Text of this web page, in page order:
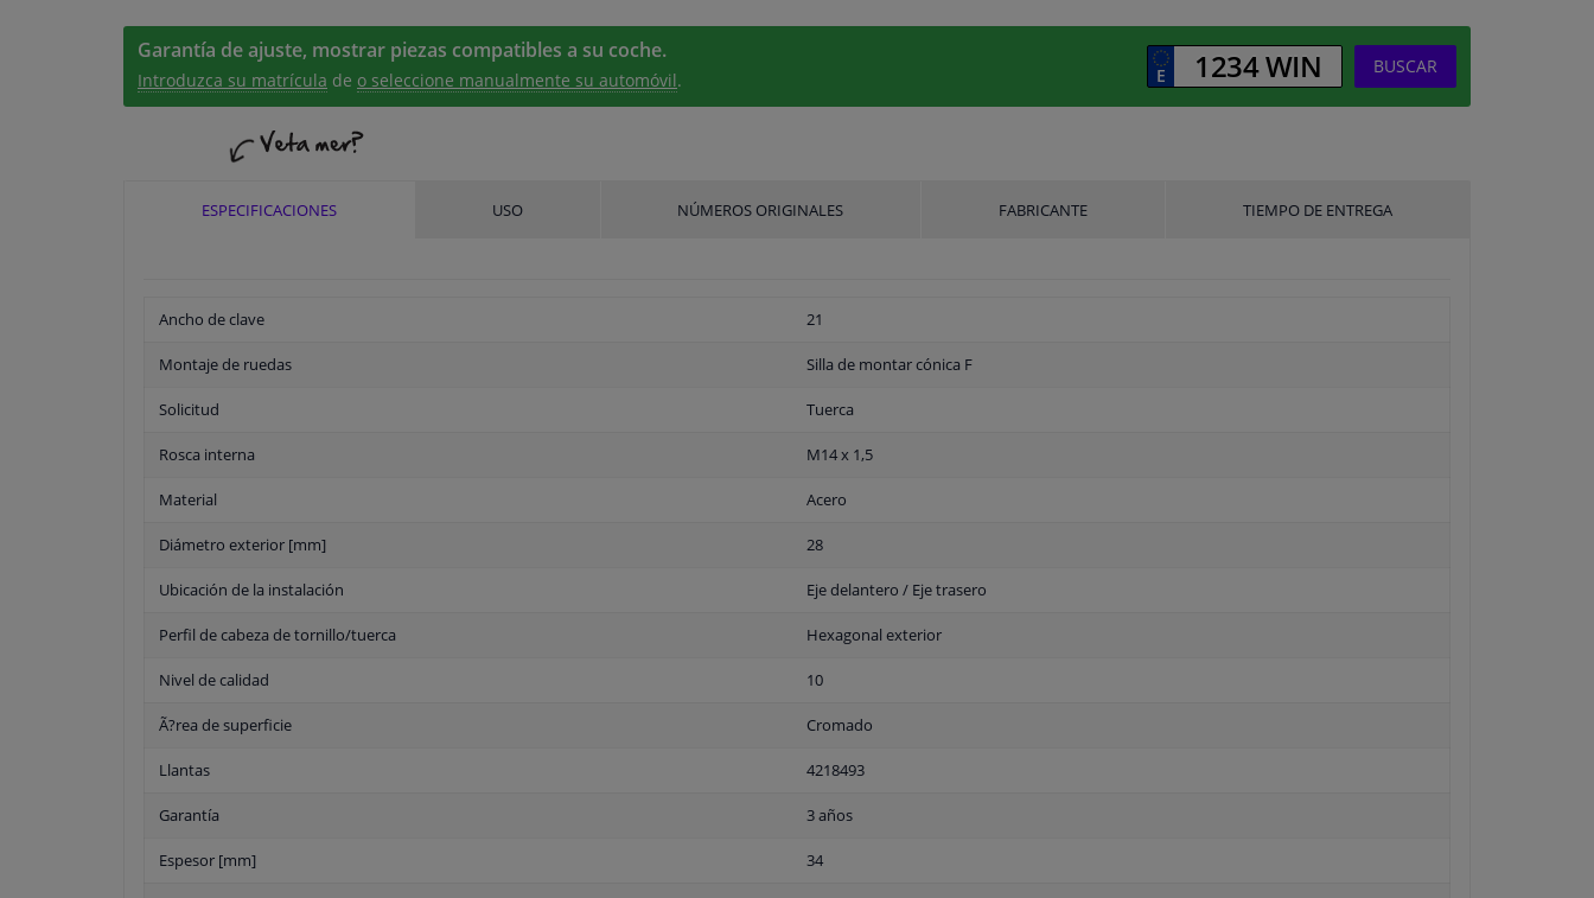
Garantía de ajuste, mostrar piezas compatibles a su coche.
Introduzca su matrícula de o seleccione manualmente su automóvil.
BUSCAR
ESPECIFICACIONES USO NÚMEROS ORIGINALES FABRICANTE TIEMPO DE ENTREGA
Ancho de clave 21
Montaje de ruedas Silla de montar cónica F
Solicitud Tuerca
Rosca interna M14 x 1,5
Material Acero
Diámetro exterior [mm] 28
Ubicación de la instalación Eje delantero / Eje trasero
Perfil de cabeza de tornillo/tuerca Hexagonal exterior
Nivel de calidad 10
Ã?rea de superficie Cromado
Llantas 4218493
Garantía 3 años
Espesor [mm] 34